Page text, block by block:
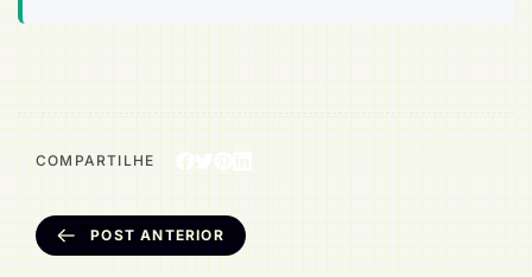
COMPARTILHE
POST ANTERIOR